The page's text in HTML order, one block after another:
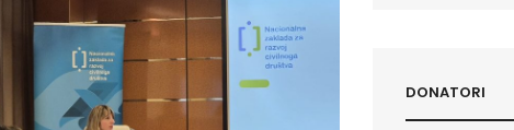
DONATORI